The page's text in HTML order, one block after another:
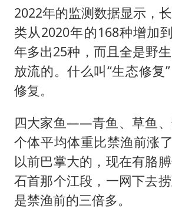
2022年的监测数据显示，
类从2020年的168种增加
年多出25种，而且全是野
放流的。什么叫“生态修复
修复。
四大家鱼——青鱼、草鱼、
个体平均体重比禁渔前涨了
以前巴掌大的，现在有胳
石首那个江段，一网下去
是禁渔前的三倍多。